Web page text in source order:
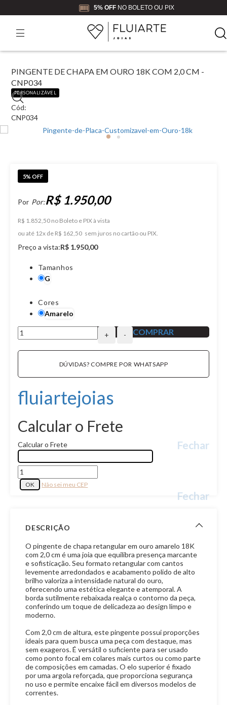
5% OFF NO BOLETO OU PIX
PINGENTE DE CHAPA EM OURO 18K COM 2,0 CM -
CNP034
PERSONALIZÁVEL
Cód:
CNP034
5% OFF
Por:R$ 1.950,00
R$ 1.852,50 no Boleto e PIX
ou
12x de R$ 162,50
Preço a vista:R$ 1.950,00
Tamanhos
G
Cores
Amarelo
+ -
DÚVIDAS? COMPRE POR WHATSAPP
fluiartejoias
Calcular o Frete
Fechar
Calcular o Frete
Não sei meu CEP
Fechar
DESCRIÇÃO
O pingente de chapa retangular em ouro amarelo 18K
com 2,0 cm é uma joia que equilibra presença marcante
e sofisticação. Seu formato retangular com cantos
levemente arredondados e acabamento polido de alto
brilho valoriza a intensidade natural do ouro,
oferecendo uma estética elegante e atemporal. A
borda sutilmente rebaixada realça o contorno da peça,
conferindo um toque de delicadeza ao design limpo e
moderno.
Com 2,0 cm de altura, este pingente possui proporções
ideais para quem busca uma peça com destaque, mas
sem exageros. É versátil o suficiente para ser usado
como ponto focal em colares mais curtos ou como parte
de composições em camadas. O elo superior é fixado
por uma argola reforçada, que proporciona segurança
no uso e permite encaixe fácil em diversos modelos de
correntes.